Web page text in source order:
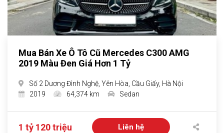
Mua Bán Xe Ô Tô Cũ Mercedes C300 AMG
2019 Màu Đen Giá Hơn 1 Tỷ
Số 2 Dương Đình Nghệ, Yên Hòa, Cầu Giấy, Hà Nội
2019
64,374 km Sedan
1 tỷ 120 triệu Liên hệ